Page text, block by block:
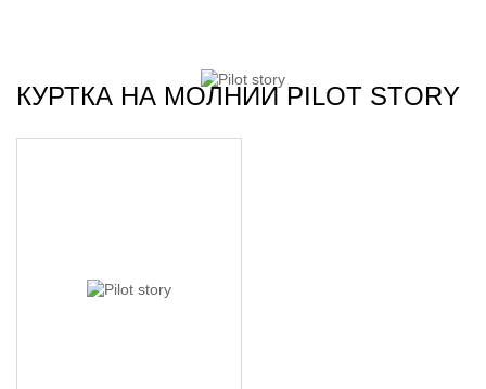
КУРТКА НА МОЛНИИ PILOT STORY